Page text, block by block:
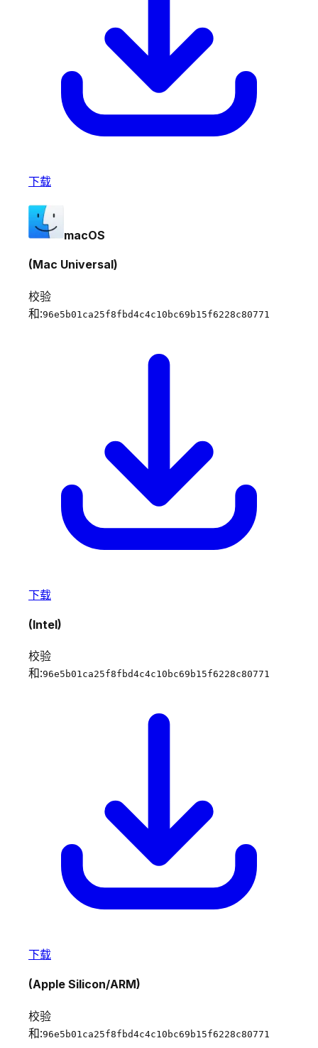
下载
macOS
(Mac Universal)
校验
和:96e5b01ca25f8fbd4c4c10bc69b15f6228c80771
下载
(Intel)
校验
和:96e5b01ca25f8fbd4c4c10bc69b15f6228c80771
下载
(Apple Silicon/ARM)
校验
和:96e5b01ca25f8fbd4c4c10bc69b15f6228c80771